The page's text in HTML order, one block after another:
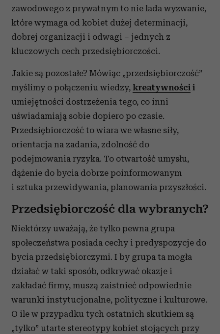
zawodowego z prywatnym to nie lada wyzwanie,
które wymaga od kobiet dużej determinacji,
dobrej organizacji i odwagi – jednych z
kluczowych cech przedsiębiorczości.
Jakie są pozostałe? Mówiąc „przedsiębiorczość”
myślimy o połączeniu wiedzy, kreatywności i
umiejętności dostrzeżenia tego, co inni
uświadamiają sobie dopiero po czasie.
Przedsiębiorczość to wiara we własne siły,
orientacja na zadania, zdolność do
podejmowania ryzyka. To otwartość umysłu,
dążenie do bycia dobrze poinformowanym
i sztuka przewidywania, planowania przyszłości.
Przedsiębiorczość dla wybranych?
Niektórzy uważają, że tylko pewna grupa
społeczeństwa posiada cechy i predyspozycje do
bycia przedsiębiorczymi. I by grupa ta mogła
działać w taki sposób, odkrywać okazje i
zakładać firmy, muszą zaistnieć odpowiednie
warunki instytucjonalne, polityczne i kulturowe.
O ile w przypadku tych ostatnich skutkiem są
„tylko” utarte stereotypy kobiet stojących przy